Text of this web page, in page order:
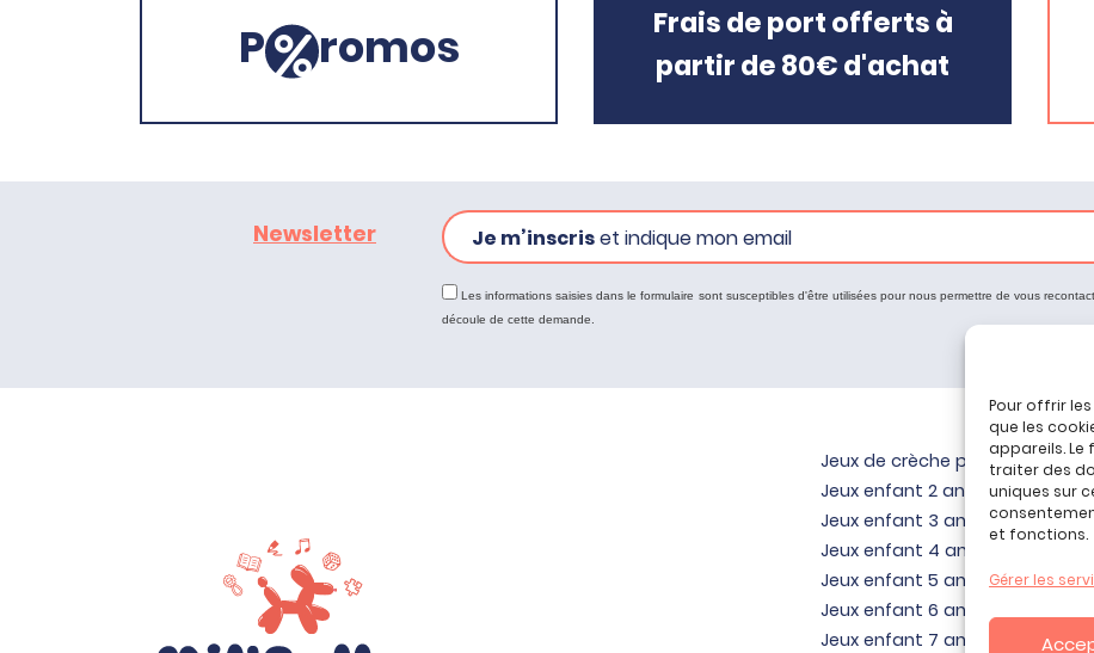
Pour offrir
que les
appareils.
traiter des
uniques sur
et fonctions.
Gérer les
P romos
Frais de port offerts à
partir de 80€ d'achat
Newsletter Je m’inscriset indique mon email
Les informations saisies dans le formulaire sont susceptibles d'être utilisées pour nous permettre de vous
découle de cette demande.
Jeux de crèche pour bébé
Jeux enfant 2 ans
Jeux enfant 3 ans
Jeux enfant 4 ans
Jeux enfant 5 ans
Jeux enfant 6 ans
Jeux enfant 7 ans